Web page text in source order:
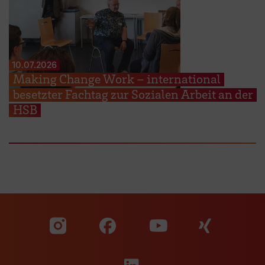
10.07.2026
Making Change Work – international
besetzter Fachtag zur Sozialen Arbeit an der
HSB
Zu unserer Facebook
Zu